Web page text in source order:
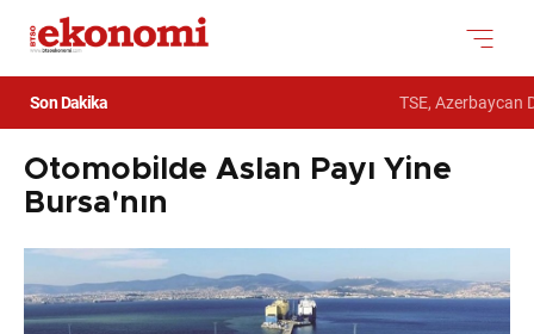
Son Dakika TSE, Azerbaycan
Otomobilde Aslan Payı Yine
Bursa'nın